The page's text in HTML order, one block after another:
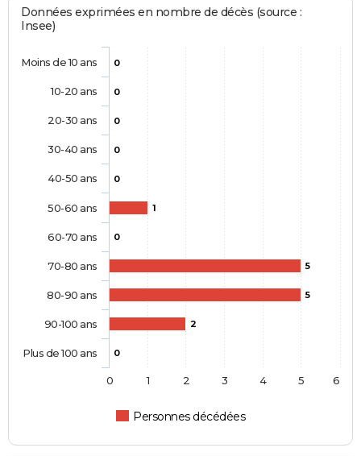
Données exprimées en nombre de décès (source :
Insee)
0
0
0
0
0
1
0
5
5
2
0
Personnes décédées
Moins de 10 ans
10-20 ans
20-30 ans
30-40 ans
40-50 ans
50-60 ans
60-70 ans
70-80 ans
80-90 ans
90-100 ans
Plus de 100 ans
0 1 2 3 4 5 6